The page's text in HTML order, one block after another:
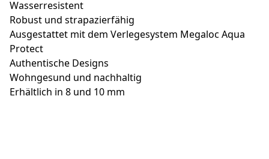
Wasserresistent
Robust und strapazierfähig
Ausgestattet mit dem Verlegesystem Megaloc Aqua
Protect
Authentische Designs
Wohngesund und nachhaltig
Erhältlich in 8 und 10 mm